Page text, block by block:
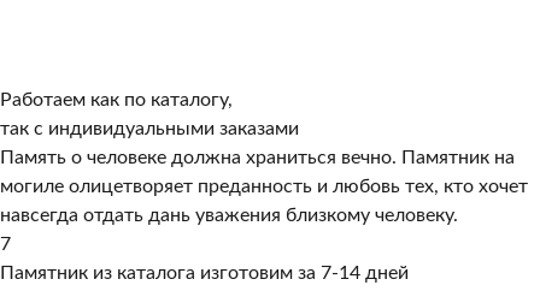
Работаем как по каталогу,
так с индивидуальными заказами
Память о человеке должна храниться вечно. Памятник на
могиле олицетворяет преданность и любовь тех, кто хочет
навсегда отдать дань уважения близкому человеку.
7
Памятник из каталога изготовим за 7-14 дней